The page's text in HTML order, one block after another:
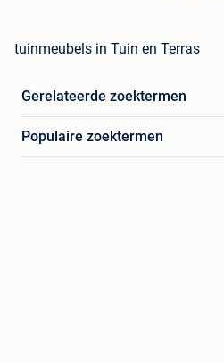
tuinmeubels in Tuin en Terras
Gerelateerde zoektermen
Populaire zoektermen